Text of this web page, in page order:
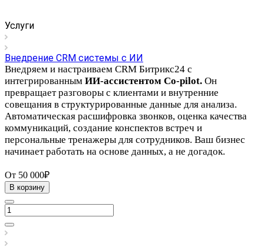
Услуги
Внедрение CRM системы с ИИ
Внедряем и настраиваем CRM Битрикс24 с
интегрированным ИИ-ассистентом Co-pilot. Он
превращает разговоры с клиентами и внутренние
совещания в структурированные данные для анализа.
Автоматическая расшифровка звонков, оценка качества
коммуникаций, создание конспектов встреч и
персональные тренажеры для сотрудников. Ваш бизнес
начинает работать на основе данных, а не догадок.
От 50 000₽
В корзину